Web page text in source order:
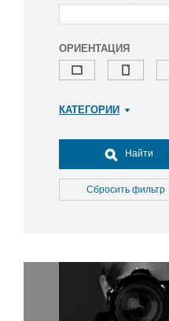
ОРИЕНТАЦИЯ
КАТЕГОРИИ
Досуг, туризм и отдых
Культура
Медицина
Окружающая среда
Политика
Правосудие
Найти
Сбросить фильтр